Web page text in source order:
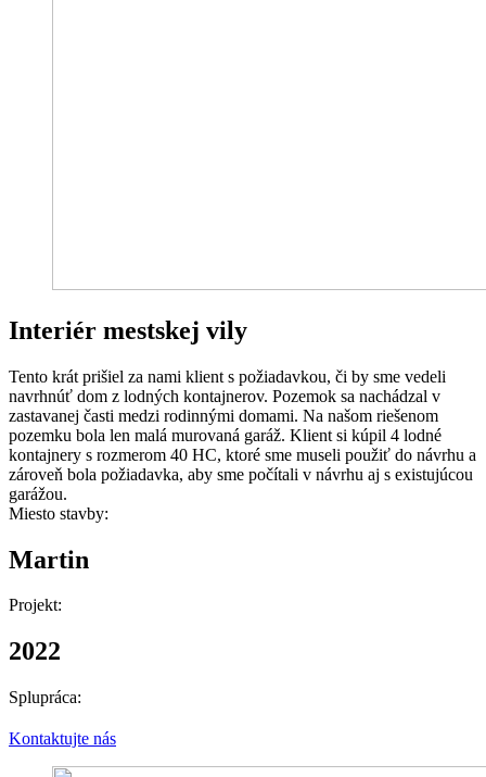
Interiér mestskej vily
Tento krát prišiel za nami klient s požiadavkou, či by sme vedeli
navrhnúť dom z lodných kontajnerov. Pozemok sa nachádzal v
zastavanej časti medzi rodinnými domami. Na našom riešenom
pozemku bola len malá murovaná garáž. Klient si kúpil 4 lodné
kontajnery s rozmerom 40 HC, ktoré sme museli použiť do návrhu a
zároveň bola požiadavka, aby sme počítali v návrhu aj s existujúcou
garážou.
Miesto stavby:
Martin
Projekt:
2022
Splupráca:
Kontaktujte nás